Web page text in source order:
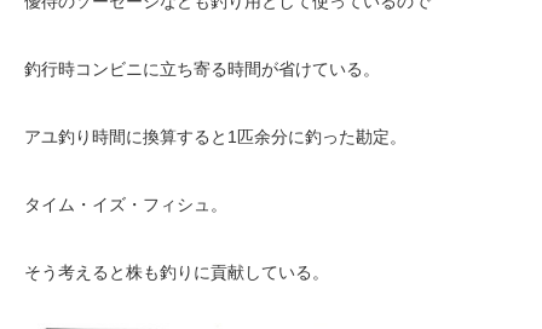
釣行時コンビニに立ち寄る時間が省けている。
アユ釣り時間に換算すると1匹余分に釣った勘定。
タイム・イズ・フィシュ。
そう考えると株も釣りに貢献している。